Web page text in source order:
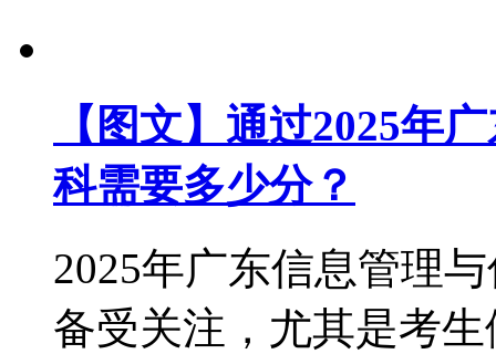
【图文】通过2025年
科需要多少分？
2025年广东信息管理
备受关注，尤其是考生